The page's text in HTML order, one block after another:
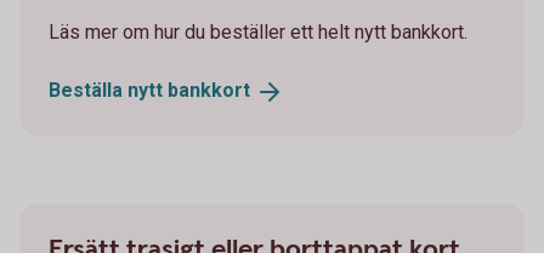
Läs mer om hur du beställer ett helt nytt bankkort.
Beställa nytt bankkort